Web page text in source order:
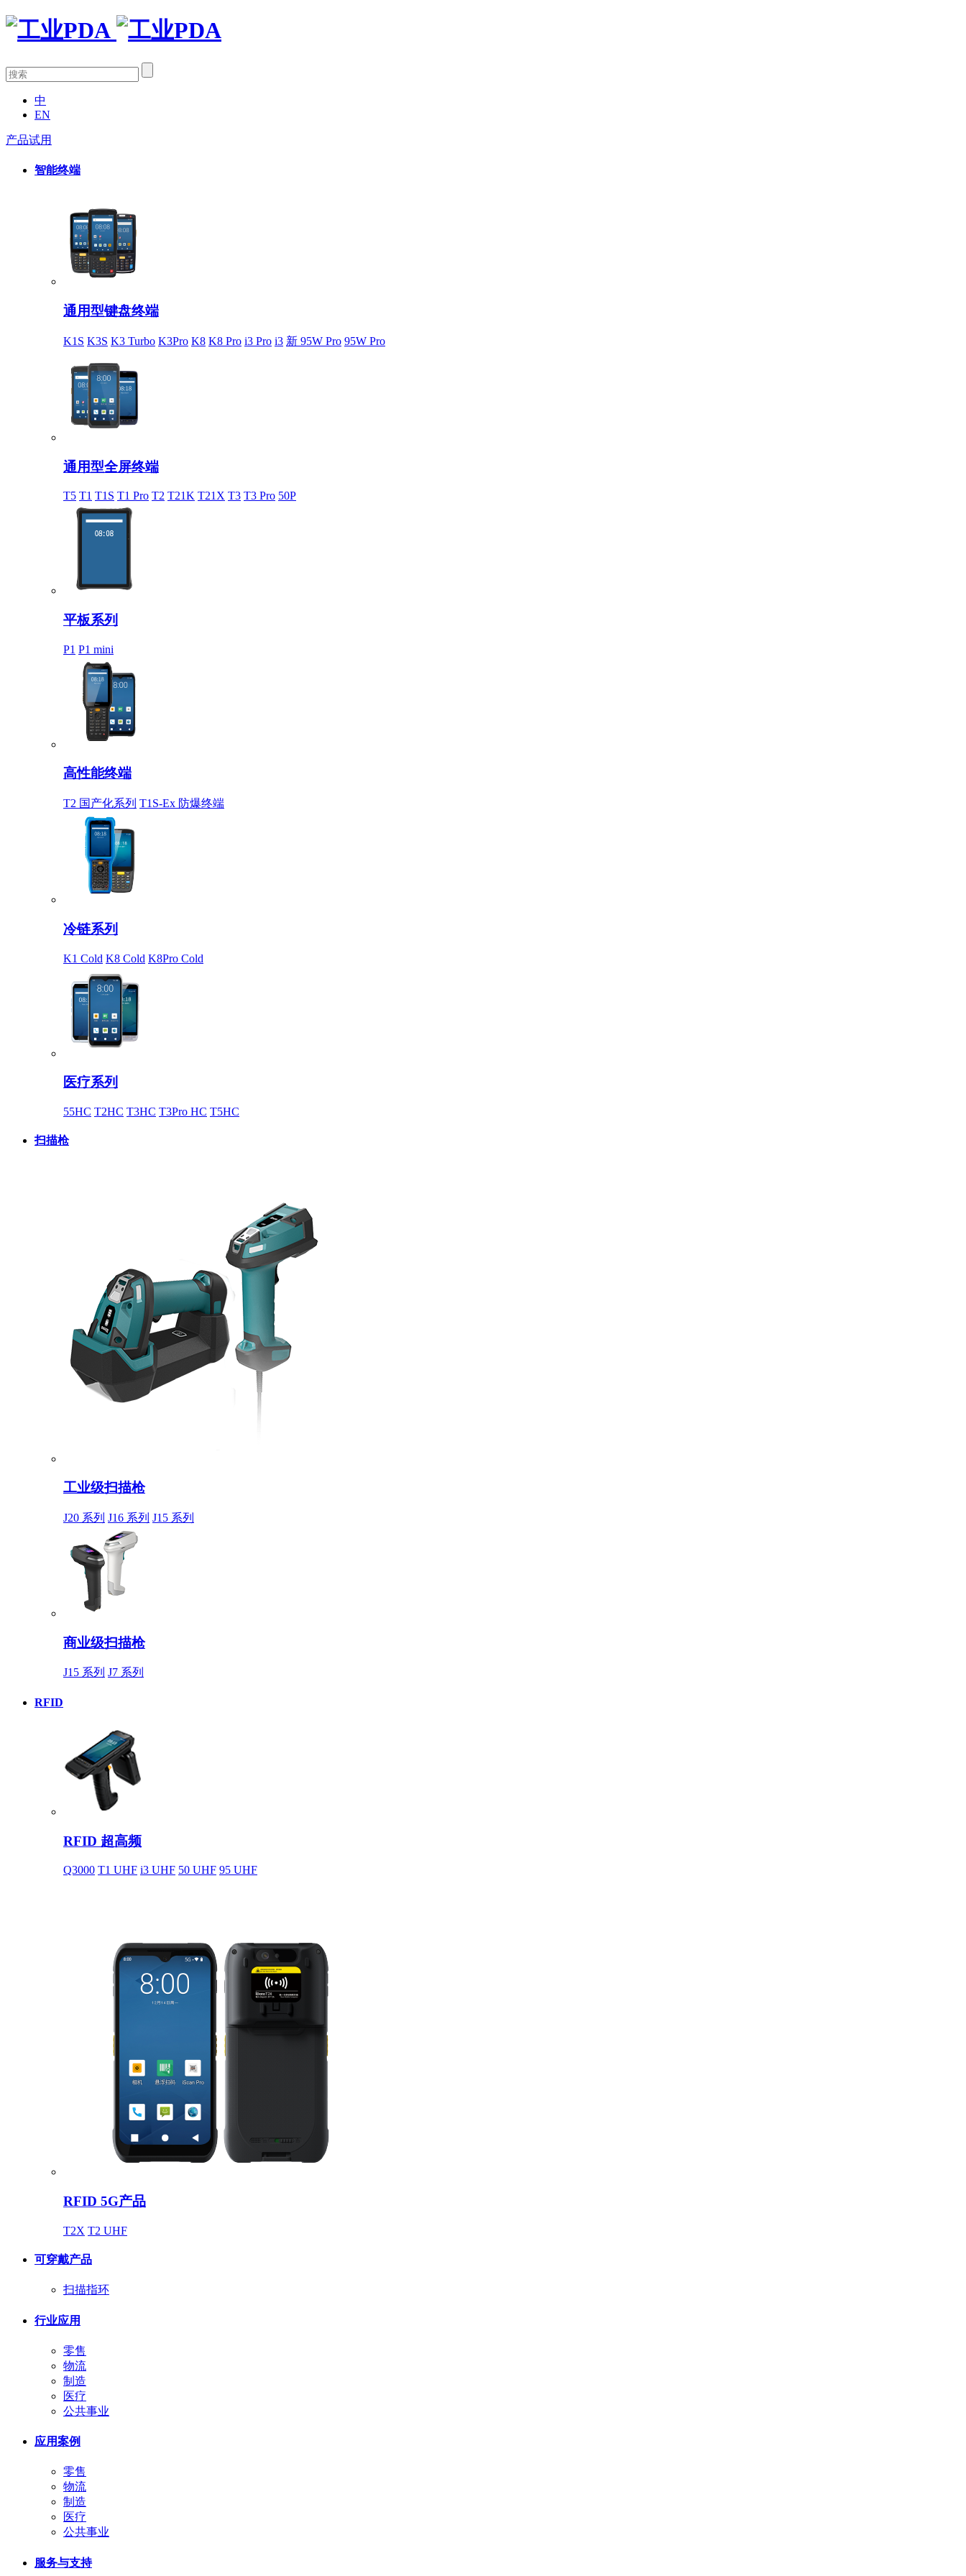
中
EN
产品试用
智能终端
通用型键盘终端
K1S K3S K3 Turbo K3Pro K8 K8 Pro i3 Pro i3 新 95W Pro 95W Pro
通用型全屏终端
T5 T1 T1S T1 Pro T2 T21K T21X T3 T3 Pro 50P
平板系列
P1 P1 mini
高性能终端
T2 国产化系列 T1S-Ex 防爆终端
冷链系列
K1 Cold K8 Cold K8Pro Cold
医疗系列
55HC T2HC T3HC T3Pro HC T5HC
扫描枪
工业级扫描枪
J20 系列 J16 系列 J15 系列
商业级扫描枪
J15 系列 J7 系列
RFID
RFID 超高频
Q3000 T1 UHF i3 UHF 50 UHF 95 UHF
RFID 5G产品
T2X T2 UHF
可穿戴产品
扫描指环
行业应用
零售
物流
制造
医疗
公共事业
应用案例
零售
物流
制造
医疗
公共事业
服务与支持